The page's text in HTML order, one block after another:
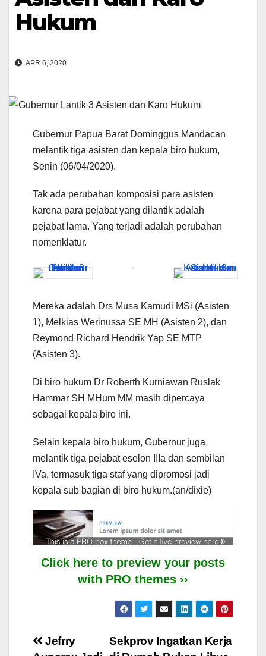
Hukum
APR 6, 2020
Gubernur Papua Barat Dominggus Mandacan
melantik tiga asisten dan kepala biro hukum,
Senin (06/04/2020).
Tak ada perubahan komposisi para asisten
karena para pejabat yang dilantik adalah
pejabat lama. Yang terjadi adalah perubahan
nomenklatur.
Mereka adalah Drs Musa Kamudi MSi (Asisten
1), Melkias Werinussa SE MH (Asisten 2), dan
Reymond Richard Hendrik Yap SE MTP
(Asisten 3).
Di biro hukum Dr Roberth Kurniawan Ruslak
Hammar SH MHum MM masih dipercaya
sebagai kepala biro ini.
Selain kepala biro hukum, Gubernur juga
melantik tiga pejabat eselon IIIa dan sembilan
IVa, termasuk tiga staf yang dipromosi jadi
kepala sub bagian di biro hukum.(an/dixie)
Click here to preview your posts
with PRO themes ››
Post
Sekprov Ingatkan Kerja
Jefrry